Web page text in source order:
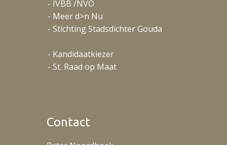
- IVBB /NVO
- Meer d>n Nu
- Stichting Stadsdichter Gouda
- Kandidaatkiezer
- St. Raad op Maat
Contact